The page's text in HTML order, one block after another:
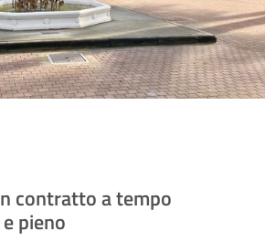
contratto a tempo
pieno